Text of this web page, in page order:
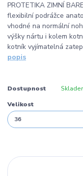
PROTETIKA ZIMNÍ
flexibilní podrážce
vhodné na normální
výšky nártu i kolem
kotník vyjímatelná
popis
Dostupnost
Velikost